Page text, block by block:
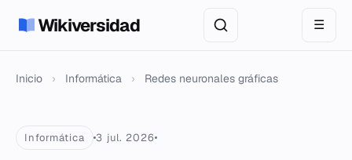
Wikiversidad ☰
Inicio › Informática › Redes neuronales gráficas
Informática 3 jul. 2026